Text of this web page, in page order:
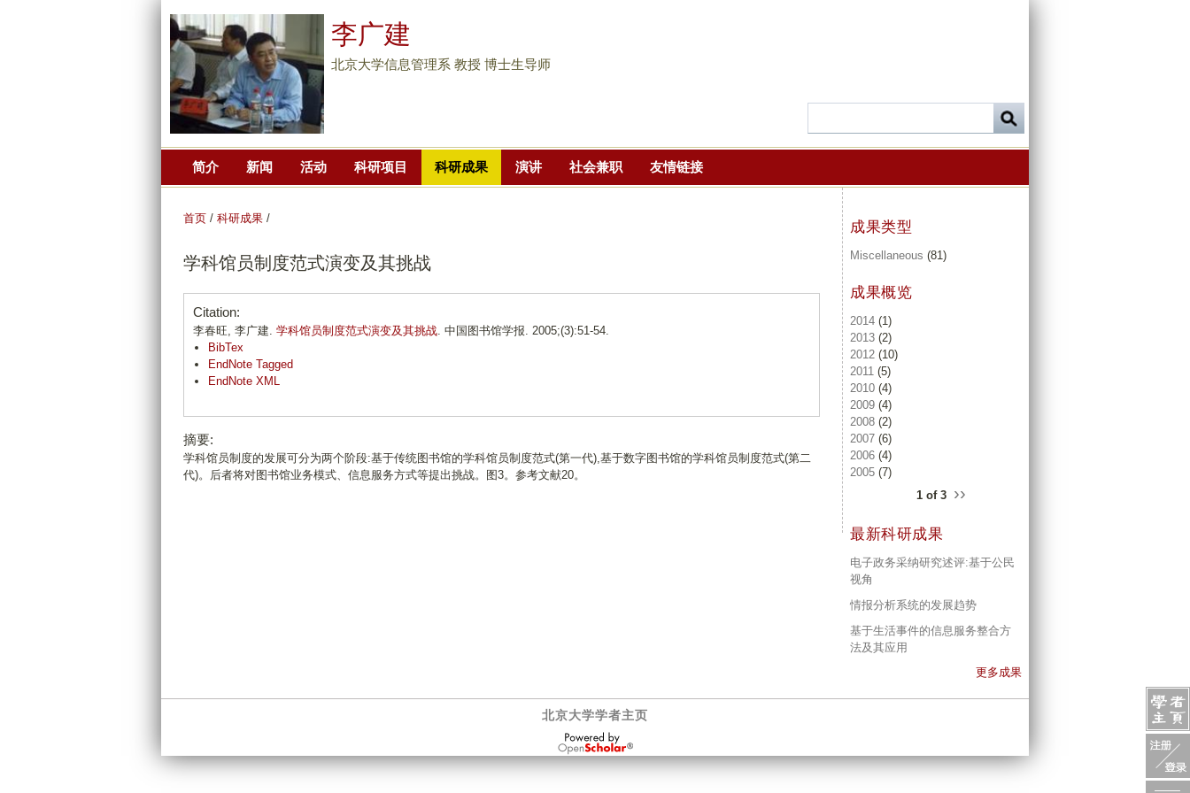
到
主
要
李广建
北京大学信息管理系 教授 博士生导师
简介 新闻 活动 科研项目 科研成果 演讲 社会兼职 友情链接
首页 / 科研成果 /
学科馆员制度范式演变及其挑战
Citation:
李春旺, 李广建. 学科馆员制度范式演变及其挑战. 中国图书馆学报. 2005;(3):51-54.
BibTex
EndNote Tagged
EndNote XML
摘要:
学科馆员制度的发展可分为两个阶段:基于传统图书馆的学科馆员制度范式(第一代),基于数字图书馆的学科馆员制度范式(第二
代)。后者将对图书馆业务模式、信息服务方式等提出挑战。图3。参考文献20。
成果类型
Miscellaneous (81)
成果概览
2014 (1)
2013 (2)
2012 (10)
2011 (5)
2010 (4)
2009 (4)
2008 (2)
2007 (6)
2006 (4)
2005 (7)
1 of 3 ››
最新科研成果
电子政务采纳研究述评:基于公民
视角
情报分析系统的发展趋势
基于生活事件的信息服务整合方
法及其应用
更多成果
北京大学学者主页
OpenScholar